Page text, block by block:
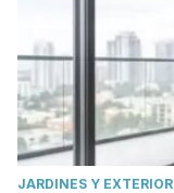
JARDINES Y EXTERIOR